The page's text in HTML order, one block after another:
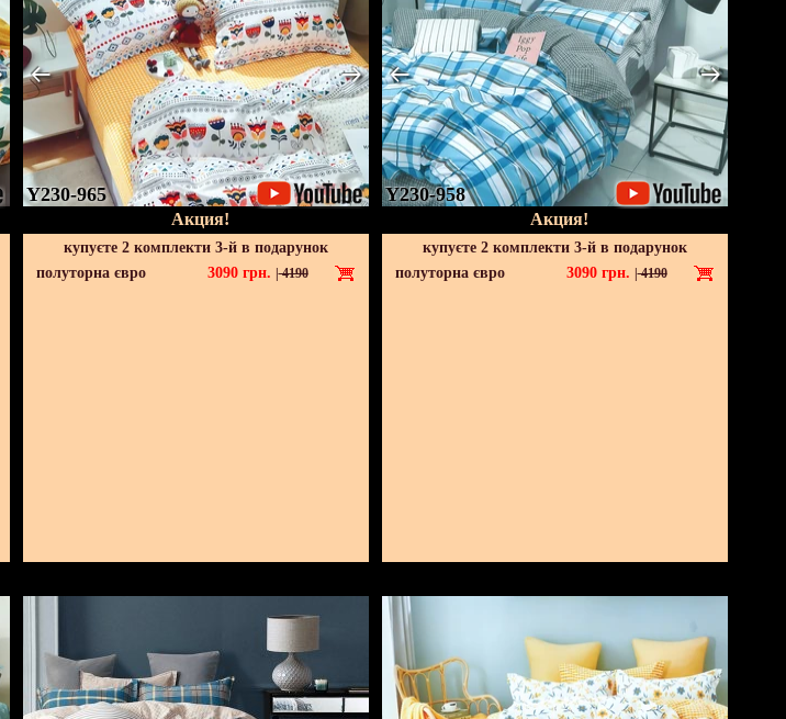
Y230-965
Акция!
купуєте 2 комплекти 3-й в подарунок
полуторна євро
3090 грн. |4190
Y230-958
Акция!
купуєте 2 комплекти 3-й в подарунок
полуторна євро
3090 грн. |4190